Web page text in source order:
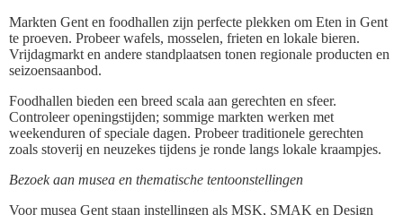
Markten Gent en foodhallen zijn perfecte plekken om Eten in Gent
te proeven. Probeer wafels, mosselen, frieten en lokale bieren.
Vrijdagmarkt en andere standplaatsen tonen regionale producten en
seizoensaanbod.
Foodhallen bieden een breed scala aan gerechten en sfeer.
Controleer openingstijden; sommige markten werken met
weekenduren of speciale dagen. Probeer traditionele gerechten
zoals stoverij en neuzekes tijdens je ronde langs lokale kraampjes.
Bezoek aan musea en thematische tentoonstellingen
Voor musea Gent staan instellingen als MSK, SMAK en Design